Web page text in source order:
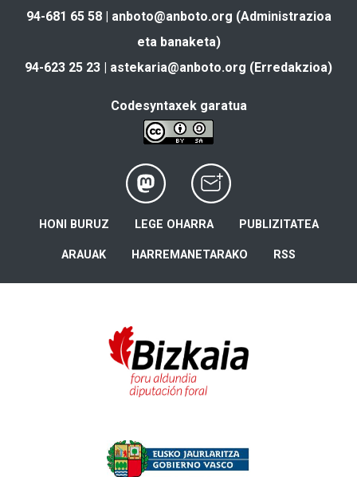
94-681 65 58 | anboto@anboto.org (Administrazioa
eta banaketa)
94-623 25 23 | astekaria@anboto.org (Erredakzioa)
Codesyntaxek garatua
HONI BURUZ LEGE OHARRA PUBLIZITATEA
ARAUAK HARREMANETARAKO RSS